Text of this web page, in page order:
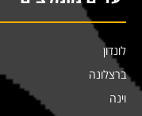
לונדון
ברצלונה
וינה